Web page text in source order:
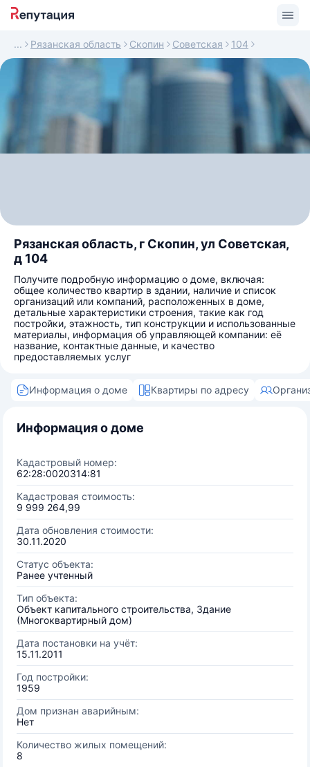
Рязанская область Скопин Советская 104
Рязанская область, г Скопин, ул Советская,
д 104
Получите подробную информацию о доме, включая:
общее количество квартир в здании, наличие и список
организаций или компаний, расположенных в доме,
детальные характеристики строения, такие как год
постройки, этажность, тип конструкции и использованные
материалы, информация об управляющей компании: её
название, контактные данные, и качество
предоставляемых услуг
Информация о доме Квартиры по адресу
Информация о доме
Кадастровый номер:
62:28:0020314:81
Кадастровая стоимость:
9 999 264,99
Дата обновления стоимости:
30.11.2020
Статус объекта:
Ранее учтенный
Тип объекта:
Объект капитального строительства, Здание
(Многоквартирный дом)
Дата постановки на учёт:
15.11.2011
Год постройки:
1959
Дом признан аварийным:
Нет
Количество жилых помещений:
8